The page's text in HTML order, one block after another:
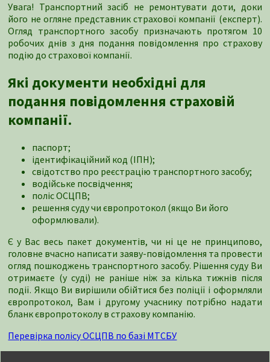
Увага! Транспортний засіб не ремонтувати доти, доки
його не огляне представник страхової компанії (експерт).
Огляд транспортного засобу призначають протягом 10
робочих днів з дня подання повідомлення про страхову
подію до страхової компанії.
Які документи необхідні для
подання повідомлення страховій
компанії.
паспорт;
ідентифікаційний код (ІПН);
свідотство про реєстрацію транспортного засобу;
водійське посвідчення;
поліс ОСЦПВ;
решення суду чи європротокол (якщо Ви його
оформлювали).
Є у Вас весь пакет документів, чи ні це не принципово,
головне вчасно написати заяву-повідомлення та провести
огляд пошкоджень транспортного засобу. Рішення суду Ви
отримаєте (у суді) не раніше ніж за кілька тижнів після
події. Якщо Ви вирішили обійтися без поліції і оформляли
європротокол, Вам і другому учаснику потрібно надати
бланк європротоколу в страхову компанію.
Перевірка полісу ОСЦПВ по базі МТСБУ